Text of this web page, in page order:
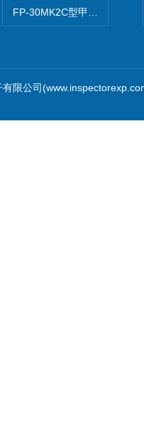
FP-30MK2C型甲醛检测仪
限公司